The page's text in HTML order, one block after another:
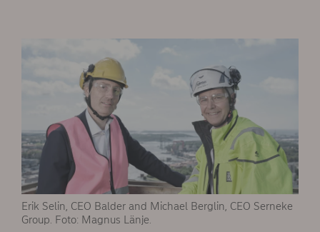
Erik Selin, CEO Balder and Michael Berglin, CEO Serneke
Group. Foto: Magnus Länje.